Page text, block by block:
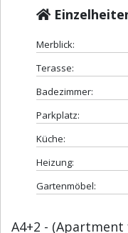
Merblick:
Terasse:
Badezimmer:
Parkplatz:
Küche:
Heizung:
Gartenmöbel:
A4+2 -